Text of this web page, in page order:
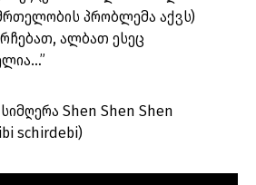
პრობლემა აქვს)
ალბათ ესეც
Shen Shen Shen
schirdebi)